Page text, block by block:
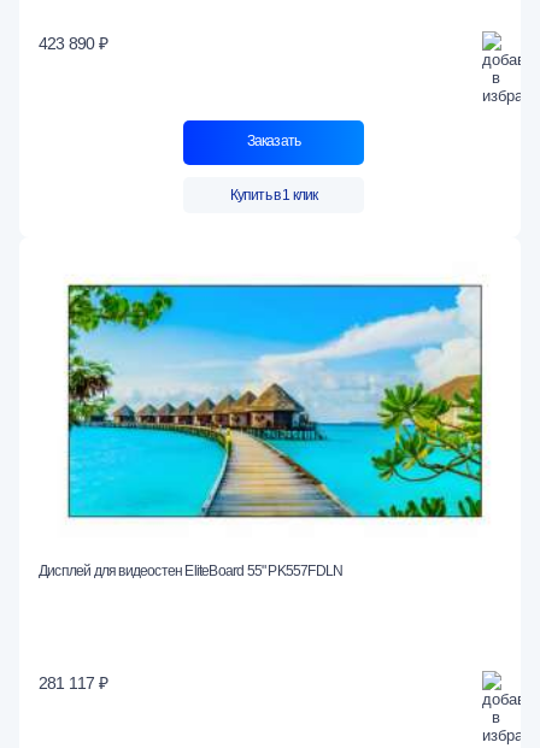
423 890 ₽
Заказать
Купить в 1 клик
Дисплей для видеостен EliteBoard 55" PK557FDLN
281 117 ₽